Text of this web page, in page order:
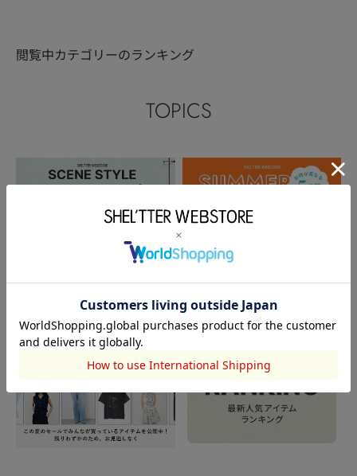
閲覧中カテゴリーのランキング
TOPICS